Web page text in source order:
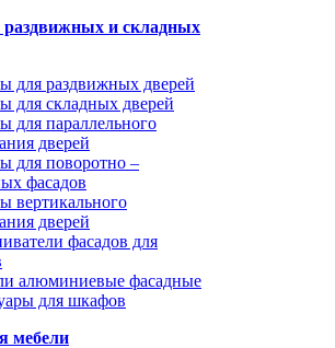
и складных
для раздвижных дверей
для складных дверей
для параллельного
дверей
для поворотно –
фасадов
вертикального
дверей
фасадов для
алюминиевые фасадные
для шкафов
мебели